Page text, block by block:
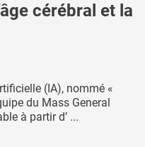
cérébral et la
(IA), nommé «
du Mass General
à partir d’ ...